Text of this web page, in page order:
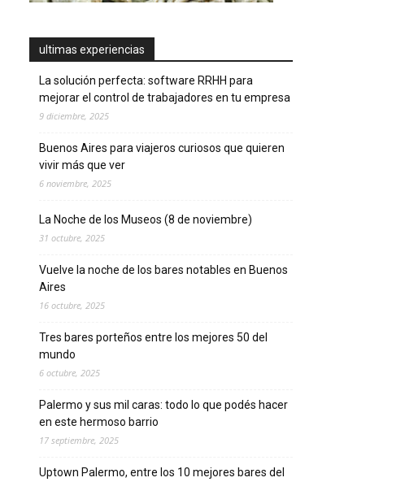
ultimas experiencias
La solución perfecta: software RRHH para
mejorar el control de trabajadores en tu empresa
9 diciembre, 2025
Buenos Aires para viajeros curiosos que quieren
vivir más que ver
6 noviembre, 2025
La Noche de los Museos (8 de noviembre)
31 octubre, 2025
Vuelve la noche de los bares notables en Buenos
Aires
16 octubre, 2025
Tres bares porteños entre los mejores 50 del
mundo
6 octubre, 2025
Palermo y sus mil caras: todo lo que podés hacer
en este hermoso barrio
17 septiembre, 2025
Uptown Palermo, entre los 10 mejores bares del